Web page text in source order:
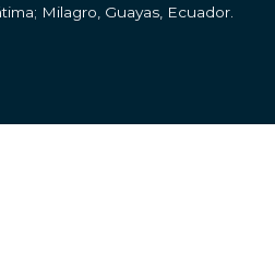
Milagro, Guayas, Ecuador.